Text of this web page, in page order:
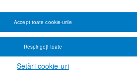
Setări cookie-uri
Respingeți toate
Accept toate cookie-urile